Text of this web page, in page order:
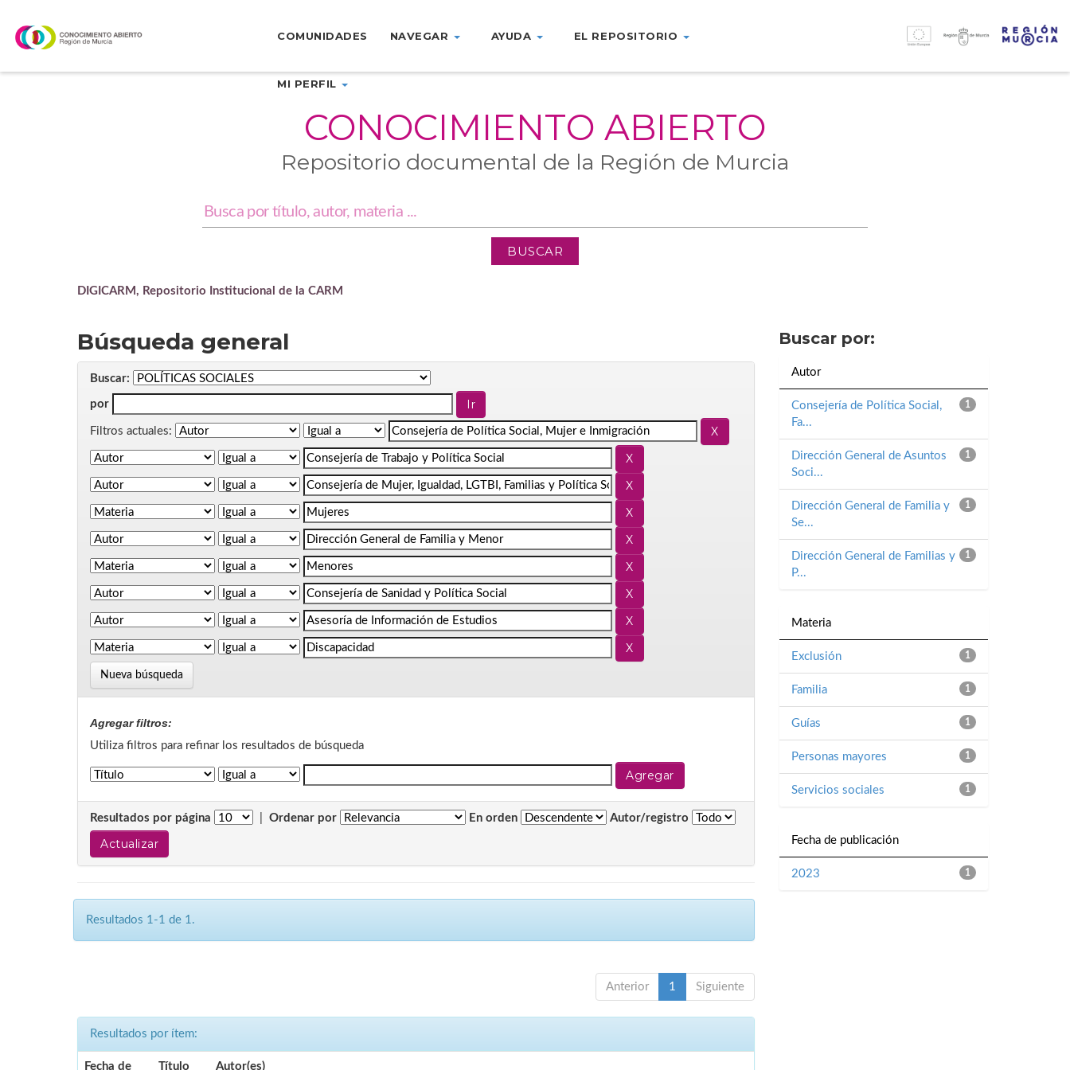
navigation
COMUNIDADES NAVEGAR AYUDA EL REPOSITORIO
MI PERFIL
CONOCIMIENTO ABIERTO
Repositorio documental de la Región de Murcia
DIGICARM, Repositorio Institucional de la CARM
Búsqueda general
Buscar:
por
Filtros actuales:
Nueva búsqueda
Agregar filtros:
Utiliza filtros para refinar los resultados de búsqueda
Resultados por página Ordenar por En orden Autor/registro
Resultados 1-1 de 1.
Anterior 1 Siguiente
Resultados por ítem:
Fecha de Título Autor(es)
Buscar por:
Autor
1
Consejería de Política Social,
Fa...
1
Dirección General de Asuntos
Soci...
1
Dirección General de Familia y
Se...
1
Dirección General de Familias y
P...
Materia
1
Exclusión
1
Familia
1
Guías
1
Personas mayores
1
Servicios sociales
Fecha de publicación
1
2023